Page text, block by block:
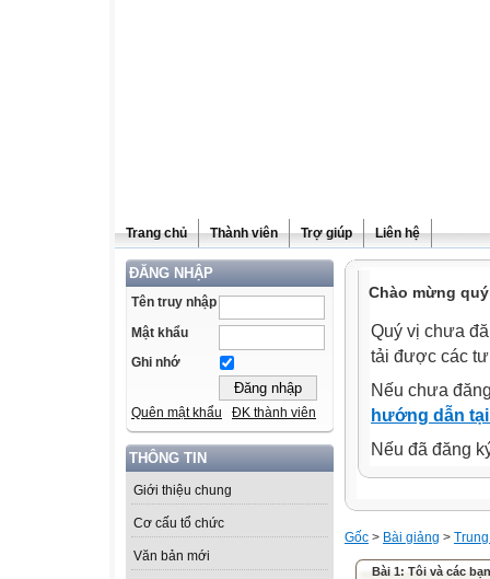
Trang chủ Thành viên Trợ giúp Liên hệ
ĐĂNG NHẬP
Tên truy nhập
Mật khẩu
Ghi nhớ
Quên mật khẩu ĐK thành viên
THÔNG TIN
Giới thiệu chung
Cơ cấu tổ chức
Văn bản mới
Chào mừng
Quý vị chưa
tải được các
Nếu chưa
hướng dẫn
Nếu đã đăng
Gốc > Bài giảng >
Bài 1: Tôi và các